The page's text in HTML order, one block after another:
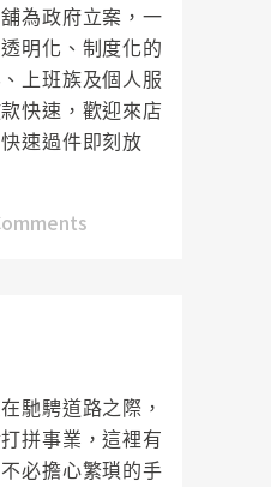
為政府立案，一
明化、制度化的
上班族及個人服
快速，歡迎來店
速過件即刻放
馳騁道路之際，
拼事業，這裡有
必擔心繁瑣的手